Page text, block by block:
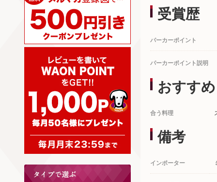
受賞歴
パーカーポイント
パーカーポイント説明
おすすめ
合う料理
備考
インポーター